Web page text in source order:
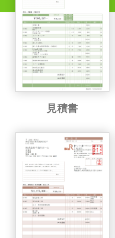
見積書